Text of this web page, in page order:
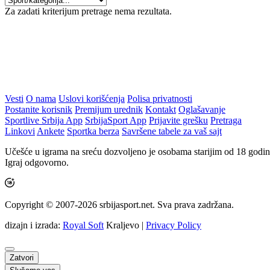
Za zadati kriterijum pretrage nema rezultata.
Vesti O nama Uslovi korišćenja Polisa privatnosti
Postanite korisnik Premijum urednik Kontakt Oglašavanje
Sportlive Srbija App SrbijaSport App Prijavite grešku Pretraga
Linkovi Ankete Sportka berza Savršene tabele za vaš sajt
Učešće u igrama na sreću dozvoljeno je osobama starijim od 18
Igraj odgovorno.
Copyright © 2007-2026 srbijasport.net. Sva prava zadržana.
dizajn i izrada: Royal Soft Kraljevo | Privacy Policy
Zatvori